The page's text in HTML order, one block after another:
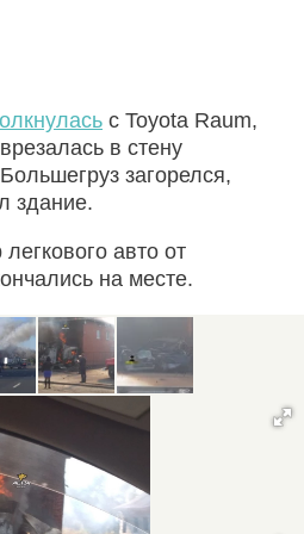
с Toyota Raum,
в стену
загорелся,
здание.
авто от
на месте.